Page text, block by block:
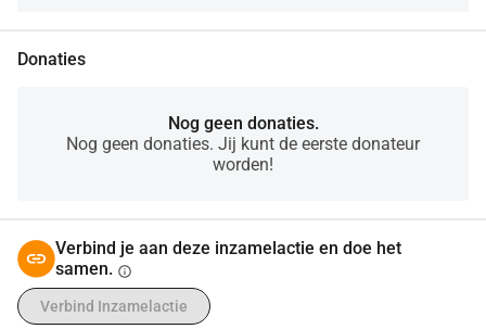
Donaties
Nog geen donaties.
Nog geen donaties. Jij kunt de eerste donateur
worden!
Verbind je aan deze inzamelactie en doe het
samen. info
Verbind Inzamelactie